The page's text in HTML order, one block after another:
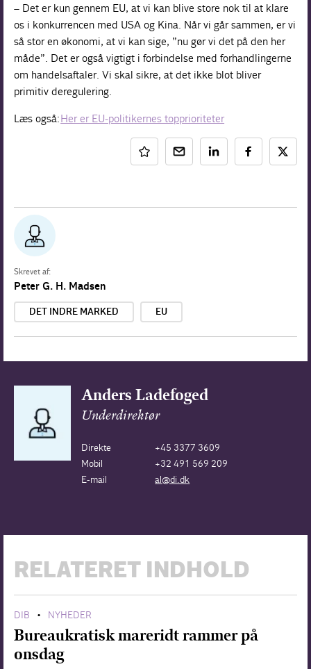
– Det er kun gennem EU, at vi kan blive store nok til at klare
os i konkurrencen med USA og Kina. Når vi går sammen, er vi
så stor en økonomi, at vi kan sige, ”nu gør vi det på den her
måde”. Det er også vigtigt i forbindelse med forhandlingerne
om handelsaftaler. Vi skal sikre, at det ikke blot bliver
primitiv deregulering.
Læs også:Her er EU-politikernes topprioriteter
Skrevet af:
Peter G. H. Madsen
DET INDRE MARKED EU
Anders Ladefoged
Underdirektør
Direkte
+45 3377 3609
Mobil
+32 491 569 209
E-mail
al@di.dk
RELATERET INDHOLD
DIB • NYHEDER
Bureaukratisk mareridt rammer på
onsdag